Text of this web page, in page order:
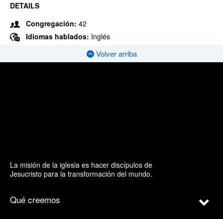
DETAILS
Congregación: 42
Idiomas hablados: Inglés
Volver arriba
La misión de la iglesia es hacer discípulos de
Jesucristo para la transformación del mundo.
Qué creemos